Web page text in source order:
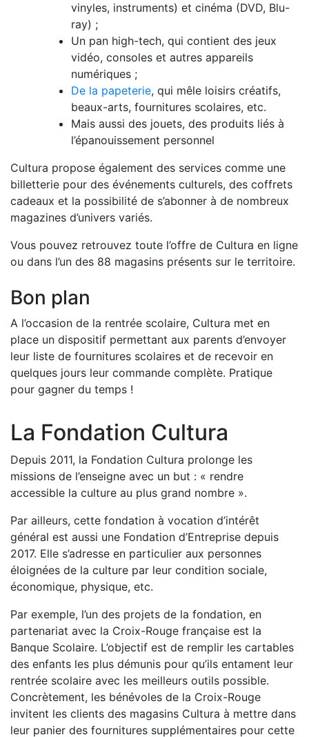
vinyles, instruments) et cinéma (DVD, Blu-
ray) ;
Un pan high-tech, qui contient des jeux
vidéo, consoles et autres appareils
numériques ;
De la papeterie, qui mêle loisirs créatifs,
beaux-arts, fournitures scolaires, etc.
Mais aussi des jouets, des produits liés à
l’épanouissement personnel
Cultura propose également des services comme une
billetterie pour des événements culturels, des coffrets
cadeaux et la possibilité de s’abonner à de nombreux
magazines d’univers variés.
Vous pouvez retrouvez toute l’offre de Cultura en ligne
ou dans l’un des 88 magasins présents sur le territoire.
Bon plan
A l’occasion de la rentrée scolaire, Cultura met en
place un dispositif permettant aux parents d’envoyer
leur liste de fournitures scolaires et de recevoir en
quelques jours leur commande complète. Pratique
pour gagner du temps !
La Fondation Cultura
Depuis 2011, la Fondation Cultura prolonge les
missions de l’enseigne avec un but : « rendre
accessible la culture au plus grand nombre ».
Par ailleurs, cette fondation à vocation d’intérêt
général est aussi une Fondation d’Entreprise depuis
2017. Elle s’adresse en particulier aux personnes
éloignées de la culture par leur condition sociale,
économique, physique, etc.
Par exemple, l’un des projets de la fondation, en
partenariat avec la Croix-Rouge française est la
Banque Scolaire. L’objectif est de remplir les cartables
des enfants les plus démunis pour qu’ils entament leur
rentrée scolaire avec les meilleurs outils possible.
Concrètement, les bénévoles de la Croix-Rouge
invitent les clients des magasins Cultura à mettre dans
leur panier des fournitures supplémentaires pour cette